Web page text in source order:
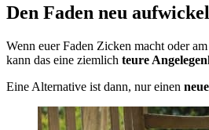
Den Faden neu
Wenn euer Faden Zicken macht oder
kann das eine ziemlich teure
Eine Alternative ist dann, nur einen